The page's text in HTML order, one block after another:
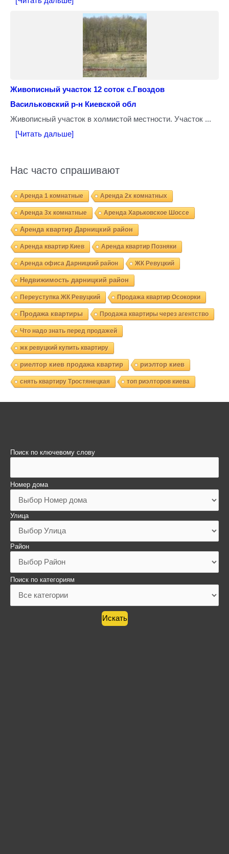
Живописный участок 12 соток с.Гвоздов
Васильковский р-н Киевской обл
Живописный участок в холмистой местности. Участок ...
[Читать дальше]
Нас часто спрашивают
Аренда 1 комнатные Аренда 2х комнатных
Аренда 3х комнатные Аренда Харьковское Шоссе
Аренда квартир Дарницкий район
Аренда квартир Киев Аренда квартир Позняки
Аренда офиса Дарницкий район ЖК Ревуцкий
Недвижимость дарницкий район
Переуступка ЖК Ревуцкий Продажа квартир Осокорки
Продажа квартиры Продажа квартиры через агентство
Что надо знать перед продажей
жк ревуцкий купить квартиру
риелтор киев продажа квартир риэлтор киев
снять квартиру Тростянецкая топ риэлторов киева
Поиск по ключевому слову
Номер дома
Улица
Район
Поиск по категориям